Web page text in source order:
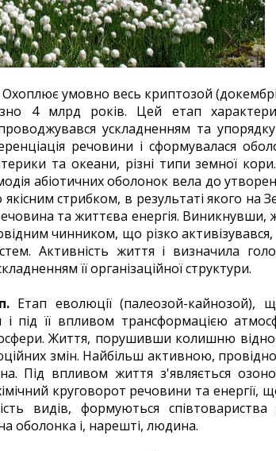
умовно весь криптозой
4 млрд років. Цей етап
ускладненням та
речовини і сформувалася
та океани, різні типи земної кори.
абіотичних оболонок вела до
стрибком, в результаті якого на
та життєва енергія. Виникнувши,
чинником, що різко активізувався,
Активність життя і визначила
її організаційної структури.
Етап еволюції (палеозой-кайнозой),
і під її впливом трансформацією
Життя, порушивши колишню
змін. Найбільш активною,
Під впливом життя з'являється
круговорот речовини та
видів, формуються
оболонка і, нарешті, людина.